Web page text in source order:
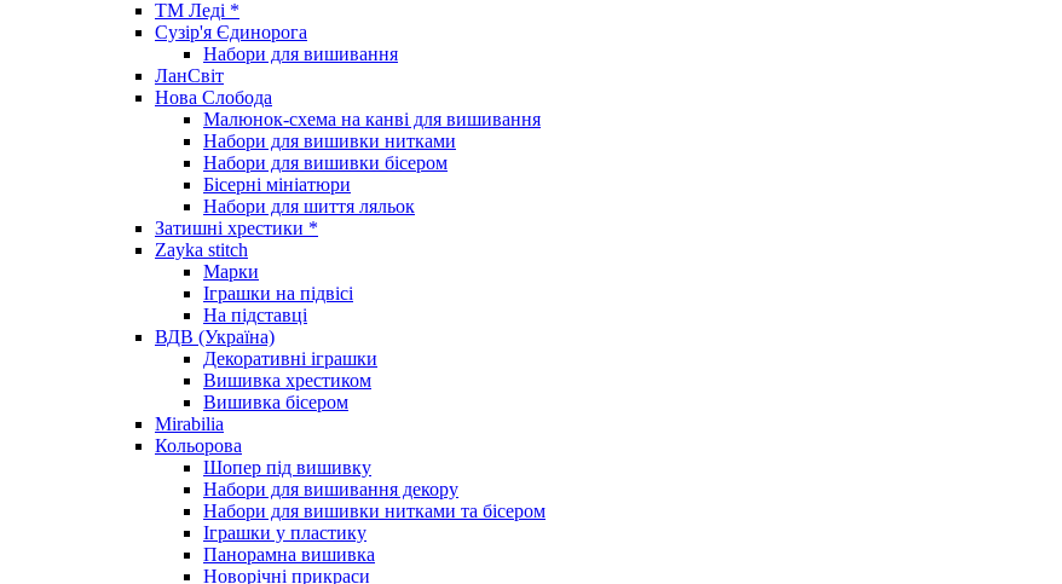
ТМ Леді *
Сузір'я Єдинорога
Набори для вишивання
ЛанСвіт
Нова Слобода
Малюнок-схема на канві для вишивання
Набори для вишивки нитками
Набори для вишивки бісером
Бісерні мініатюри
Набори для шиття ляльок
Затишні хрестики *
Zayka stitch
Марки
Іграшки на підвісі
На підставці
ВДВ (Україна)
Декоративні іграшки
Вишивка хрестиком
Вишивка бісером
Mirabilia
Кольорова
Шопер під вишивку
Набори для вишивання декору
Набори для вишивки нитками та бісером
Іграшки у пластику
Панорамна вишивка
Новорічні прикраси